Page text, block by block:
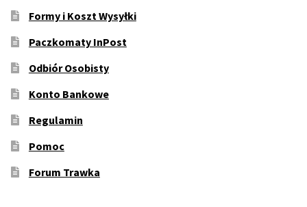
Formy i Koszt Wysyłki
Paczkomaty InPost
Odbiór Osobisty
Konto Bankowe
Regulamin
Pomoc
Forum Trawka